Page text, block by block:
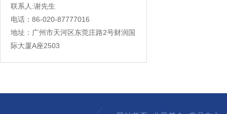
联系人:谢先生
电话：86-020-87777016
地址：广州市天河区东莞庄路2号财润国
际大厦A座2503